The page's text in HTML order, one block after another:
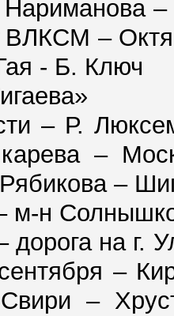
–
ВЛКСМ –
- Б. Ключ
– Р.
–
–
м-н
на г.
–
–